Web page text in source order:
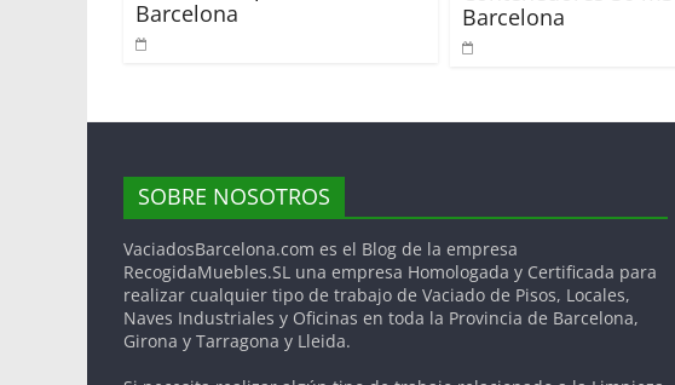
Barcelona
Barcelona
SOBRE NOSOTROS
VaciadosBarcelona.com es el Blog de la empresa
RecogidaMuebles.SL una empresa Homologada y Certificada para
realizar cualquier tipo de trabajo de Vaciado de Pisos, Locales,
Naves Industriales y Oficinas en toda la Provincia de Barcelona,
Girona y Tarragona y Lleida.